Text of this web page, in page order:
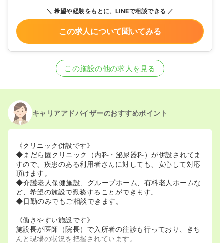
希望や経験をもとに、LINEで相談できる
この求人について聞いてみる
この施設の他の求人を見る
キャリアアドバイザーのおすすめポイント
《クリニック併設です》
◆まだら園クリニック（内科・泌尿器科）が併設されてま
すので、疾患のある利用者さんに対しても、安心して対応
頂けます。
◆介護老人保健施設、グループホーム、有料老人ホームな
ど、希望の施設で勤務することができます。
◆日勤のみでもご相談できます。
《働きやすい施設です》
施設長が医師（院長）で入所者の往診も行っており、きち
んと現場の状況を把握されています。